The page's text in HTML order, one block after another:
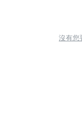
沒有您